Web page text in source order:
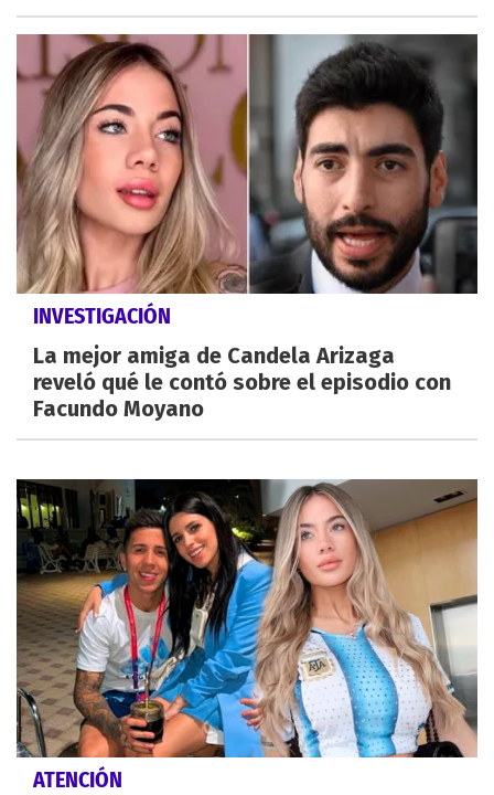
INVESTIGACIÓN
La mejor amiga de Candela Arizaga
reveló qué le contó sobre el episodio con
Facundo Moyano
ATENCIÓN